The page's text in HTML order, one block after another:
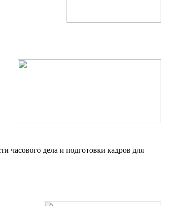
часового дела и подготовки кадров для